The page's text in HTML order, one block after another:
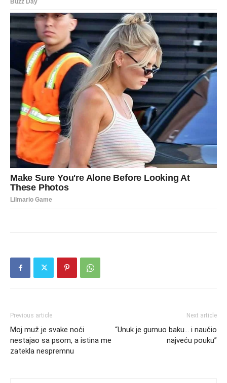
Previous article
Moj muž je svake noći
nestajao sa psom, a istina me
zatekla nespremnu
Next article
“Unuk je gurnuo baku… i naučio
najveću pouku”